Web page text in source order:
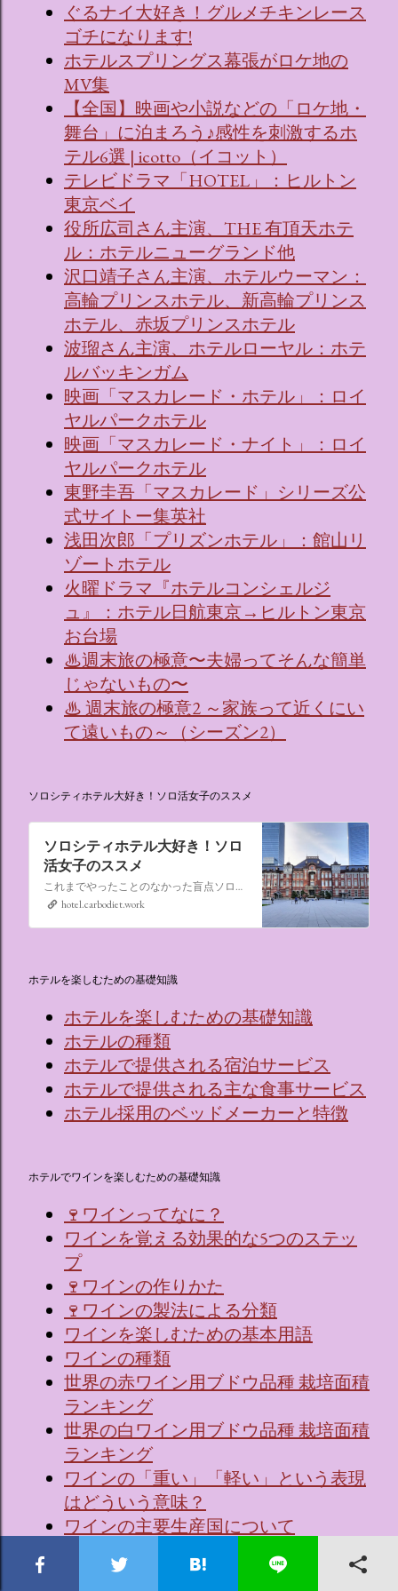
ぐるナイ大好き！グルメチキンレース
ゴチになります!
ホテルスプリングス幕張がロケ地の
MV集
【全国】映画や小説などの「ロケ地・
舞台」に泊まろう♪感性を刺激するホ
テル6選 | icotto（イコット）
テレビドラマ「HOTEL」：ヒルトン
東京ベイ
役所広司さん主演、THE 有頂天ホテ
ル：ホテルニューグランド他
沢口靖子さん主演、ホテルウーマン：
高輪プリンスホテル、新高輪プリンス
ホテル、赤坂プリンスホテル
波瑠さん主演、ホテルローヤル：ホテ
ルバッキンガム
映画「マスカレード・ホテル」：ロイ
ヤルパークホテル
映画「マスカレード・ナイト」：ロイ
ヤルパークホテル
東野圭吾「マスカレード」シリーズ公
式サイトー集英社
浅田次郎「プリズンホテル」：館山リ
ゾートホテル
火曜ドラマ『ホテルコンシェルジ
ュ』：ホテル日航東京→ヒルトン東京
お台場
♨週末旅の極意〜夫婦ってそんな簡単
じゃないもの〜
♨ 週末旅の極意2 ～家族って近くにい
て遠いもの～（シーズン2）
ソロシティホテル大好き！ソロ活女子のススメ
ソロシティホテル大好き！ソロ
活女子のススメ
これまでやったことのなかった盲点ソロ活、“なんでもない日にシティホテルに泊まる”。ソロ活女子のススメ,ソロシティホテル
hotel.carbodiet.work
ホテルを楽しむための基礎知識
ホテルを楽しむための基礎知識
ホテルの種類
ホテルで提供される宿泊サービス
ホテルで提供される主な食事サービス
ホテル採用のベッドメーカーと特徴
ホテルでワインを楽しむための基礎知識
🍷ワインってなに？
ワインを覚える効果的な5つのステッ
プ
🍷ワインの作りかた
🍷ワインの製法による分類
ワインを楽しむための基本用語
ワインの種類
世界の赤ワイン用ブドウ品種 栽培面積
ランキング
世界の白ワイン用ブドウ品種 栽培面積
ランキング
ワインの「重い」「軽い」という表現
はどういう意味？
ワインの主要生産国について
🇫🇷 フランスワインの主要産地、品
種、および象徴するワイン